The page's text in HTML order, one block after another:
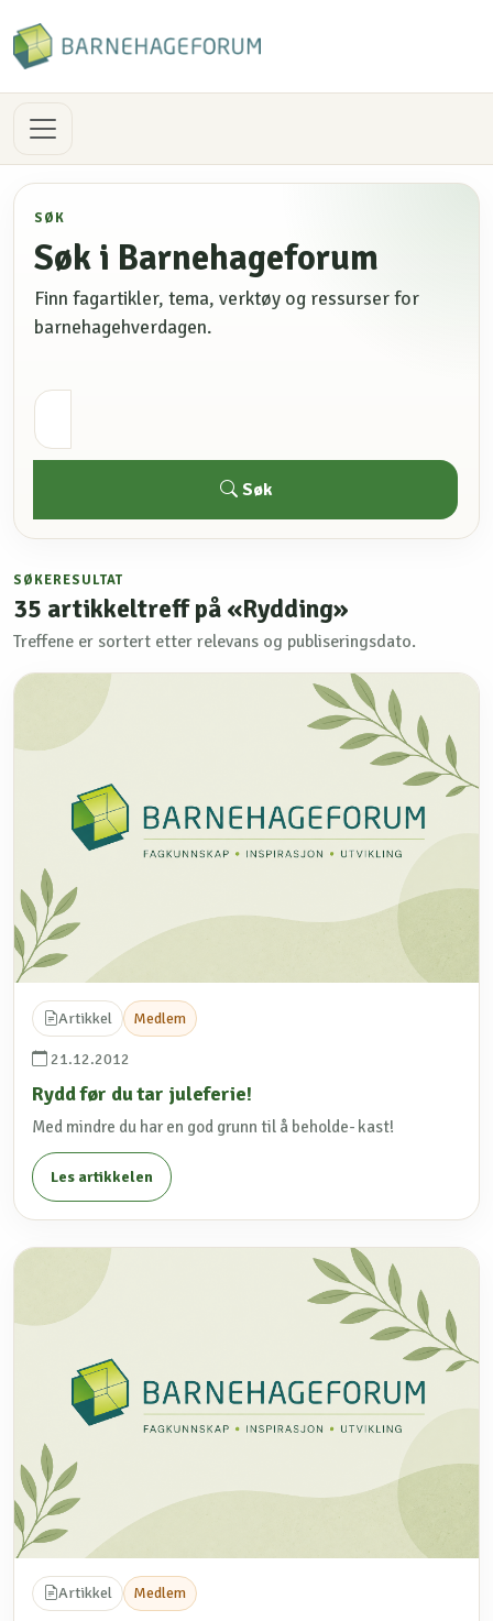
SØK
Søk i Barnehageforum
Finn fagartikler, tema, verktøy og ressurser for
barnehagehverdagen.
Søk
SØKERESULTAT
35 artikkeltreff på «Rydding»
Treffene er sortert etter relevans og publiseringsdato.
Artikkel Medlem
21.12.2012
Rydd før du tar juleferie!
Med mindre du har en god grunn til å beholde- kast!
Les artikkelen
Artikkel Medlem